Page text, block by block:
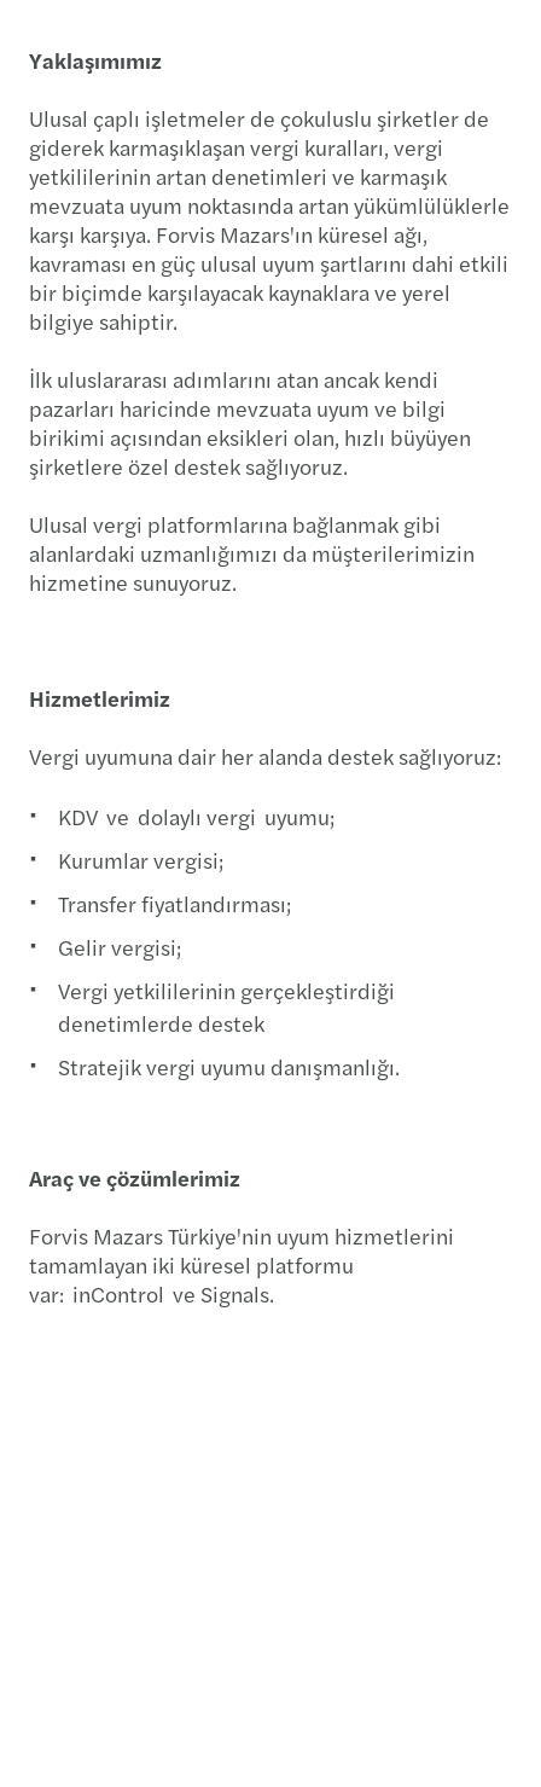
Yaklaşımımız
Ulusal çaplı işletmeler de çokuluslu şirketler de
giderek karmaşıklaşan vergi kuralları, vergi
yetkililerinin artan denetimleri ve karmaşık
mevzuata uyum noktasında artan yükümlülüklerle
karşı karşıya. Forvis Mazars'ın küresel ağı,
kavraması en güç ulusal uyum şartlarını dahi etkili
bir biçimde karşılayacak kaynaklara ve yerel
bilgiye sahiptir.
İlk uluslararası adımlarını atan ancak kendi
pazarları haricinde mevzuata uyum ve bilgi
birikimi açısından eksikleri olan, hızlı büyüyen
şirketlere özel destek sağlıyoruz.
Ulusal vergi platformlarına bağlanmak gibi
alanlardaki uzmanlığımızı da müşterilerimizin
hizmetine sunuyoruz.
Hizmetlerimiz
Vergi uyumuna dair her alanda destek sağlıyoruz:
KDV ve dolaylı vergi uyumu;
Kurumlar vergisi;
Transfer fiyatlandırması;
Gelir vergisi;
Vergi yetkililerinin gerçekleştirdiği
denetimlerde destek
Stratejik vergi uyumu danışmanlığı.
Araç ve çözümlerimiz
Forvis Mazars Türkiye'nin uyum hizmetlerini
tamamlayan iki küresel platformu
var: inControl ve Signals.